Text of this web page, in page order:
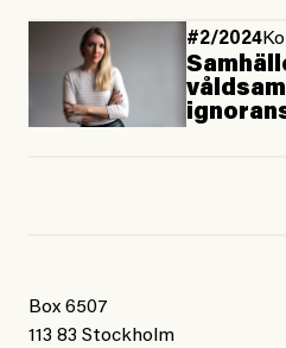
#2/2024
Box 6507
113 83 Stockholm